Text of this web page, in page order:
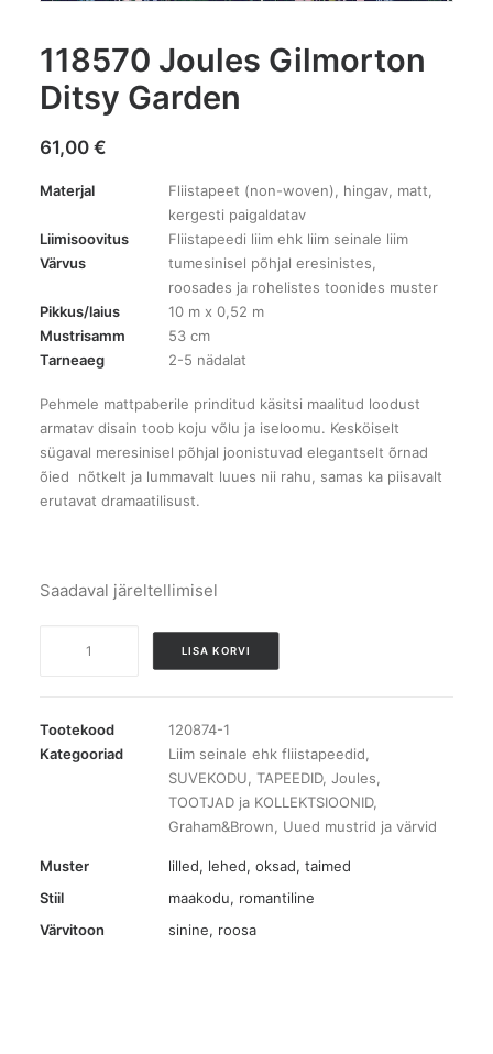
118570 Joules Gilmorton
Ditsy Garden
61,00 €
Materjal
Fliistapeet (non-woven), hingav, matt,
kergesti paigaldatav
Liimisoovitus
Fliistapeedi liim ehk liim seinale liim
Värvus
tumesinisel põhjal eresinistes,
roosades ja rohelistes toonides muster
Pikkus/laius
10 m x 0,52 m
Mustrisamm
53 cm
Tarneaeg
2-5 nädalat
Pehmele mattpaberile prinditud käsitsi maalitud loodust
armatav disain toob koju võlu ja iseloomu. Kesköiselt
sügaval meresinisel põhjal joonistuvad elegantselt õrnad
õied nõtkelt ja lummavalt luues nii rahu, samas ka piisavalt
erutavat dramaatilisust.
Saadaval järeltellimisel
Ditsy
Garden
LISA KORVI
Tootekood
120874-1
Kategooriad
Liim seinale ehk fliistapeedid
SUVEKODU TAPEEDID, Joules
TOOTJAD ja KOLLEKTSIOONID,
Graham&Brown
Uued mustrid ja värvid
Muster lilled, lehed, oksad, taimed
Stiil
maakodu, romantiline
Värvitoon
sinine, roosa